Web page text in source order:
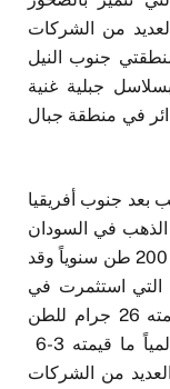
من الشركات
جنوب النيل
جبلية غنية
في منطقة جبال
بعد جنوب أفريقيا
الذهب في السودان
خلال أعوام ما قبل الحرب ما بين 120 إلى 200 طن سنوياً وقد
التي استثمرت في
الذهب بأن نسبة الاستخلاص تعادل ما قيمته 26 جرام للطن
من الشركات